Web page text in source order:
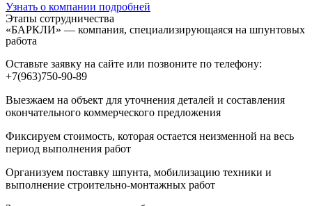
Узнать о компании подробней
Этапы сотрудничества
«БАРКЛИ» — компания, специализирующаяся на шпунтовых
работа
Оставьте заявку на сайте или позвоните по телефону:
+7(963)750-90-89
Выезжаем на объект для уточнения деталей и составления
окончательного коммерческого предложения
Фиксируем стоимость, которая остается неизменной на весь
период выполнения работ
Организуем поставку шпунта, мобилизацию техники и
выполнение строительно-монтажных работ